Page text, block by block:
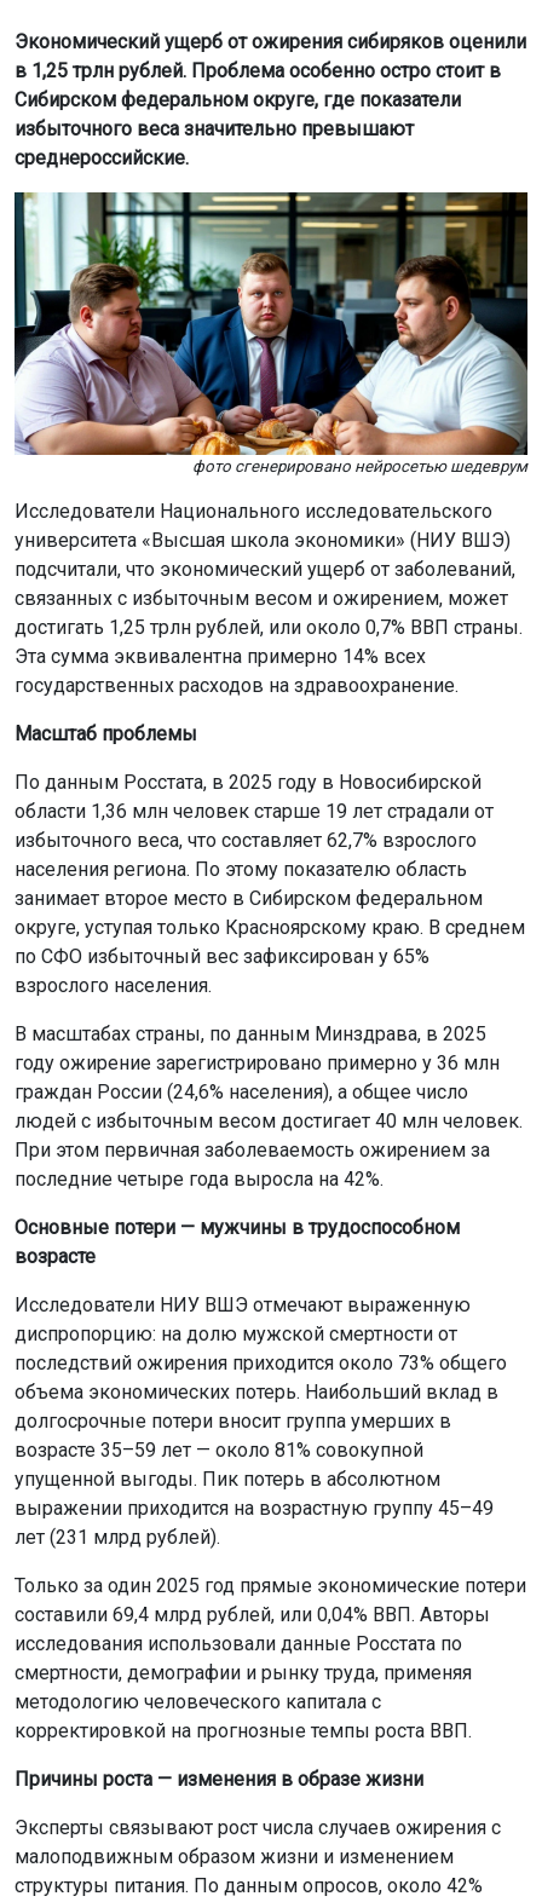
Экономический ущерб от ожирения сибиряков оценили
в 1,25 трлн рублей. Проблема особенно остро стоит в
Сибирском федеральном округе, где показатели
избыточного веса значительно превышают
среднероссийские.
фото сгенерировано нейросетью шедеврум
Исследователи Национального исследовательского
университета «Высшая школа экономики» (НИУ ВШЭ)
подсчитали, что экономический ущерб от заболеваний,
связанных с избыточным весом и ожирением, может
достигать 1,25 трлн рублей, или около 0,7% ВВП страны.
Эта сумма эквивалентна примерно 14% всех
государственных расходов на здравоохранение.
Масштаб проблемы
По данным Росстата, в 2025 году в Новосибирской
области 1,36 млн человек старше 19 лет страдали от
избыточного веса, что составляет 62,7% взрослого
населения региона. По этому показателю область
занимает второе место в Сибирском федеральном
округе, уступая только Красноярскому краю. В среднем
по СФО избыточный вес зафиксирован у 65%
взрослого населения.
В масштабах страны, по данным Минздрава, в 2025
году ожирение зарегистрировано примерно у 36 млн
граждан России (24,6% населения), а общее число
людей с избыточным весом достигает 40 млн человек.
При этом первичная заболеваемость ожирением за
последние четыре года выросла на 42%.
Основные потери — мужчины в трудоспособном
возрасте
Исследователи НИУ ВШЭ отмечают выраженную
диспропорцию: на долю мужской смертности от
последствий ожирения приходится около 73% общего
объема экономических потерь. Наибольший вклад в
долгосрочные потери вносит группа умерших в
возрасте 35–59 лет — около 81% совокупной
упущенной выгоды. Пик потерь в абсолютном
выражении приходится на возрастную группу 45–49
лет (231 млрд рублей).
Только за один 2025 год прямые экономические потери
составили 69,4 млрд рублей, или 0,04% ВВП. Авторы
исследования использовали данные Росстата по
смертности, демографии и рынку труда, применяя
методологию человеческого капитала с
корректировкой на прогнозные темпы роста ВВП.
Причины роста — изменения в образе жизни
Эксперты связывают рост числа случаев ожирения с
малоподвижным образом жизни и изменением
структуры питания. По данным опросов, около 42%